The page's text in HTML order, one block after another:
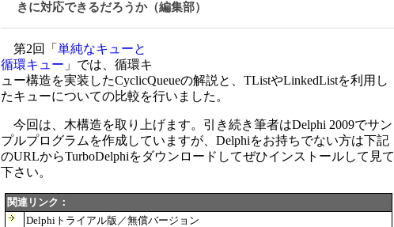
きに対応できるだろうか（編集部）
第2回「 単純なキューと
循環キュー 」では、循環キ
ュー構造を実装したCyclicQueueの解説と、TListやLinkedListを利用し
たキューについての比較を行いました。
今回は、木構造を取り上げます。引き続き筆者はDelphi 2009でサン
プルプログラムを作成していますが、Delphiをお持ちでない方は下記
のURLからTurboDelphiをダウンロードしてぜひインストールして見て
下さい。
関連リンク：
Delphiトライアル版／無償バージョン